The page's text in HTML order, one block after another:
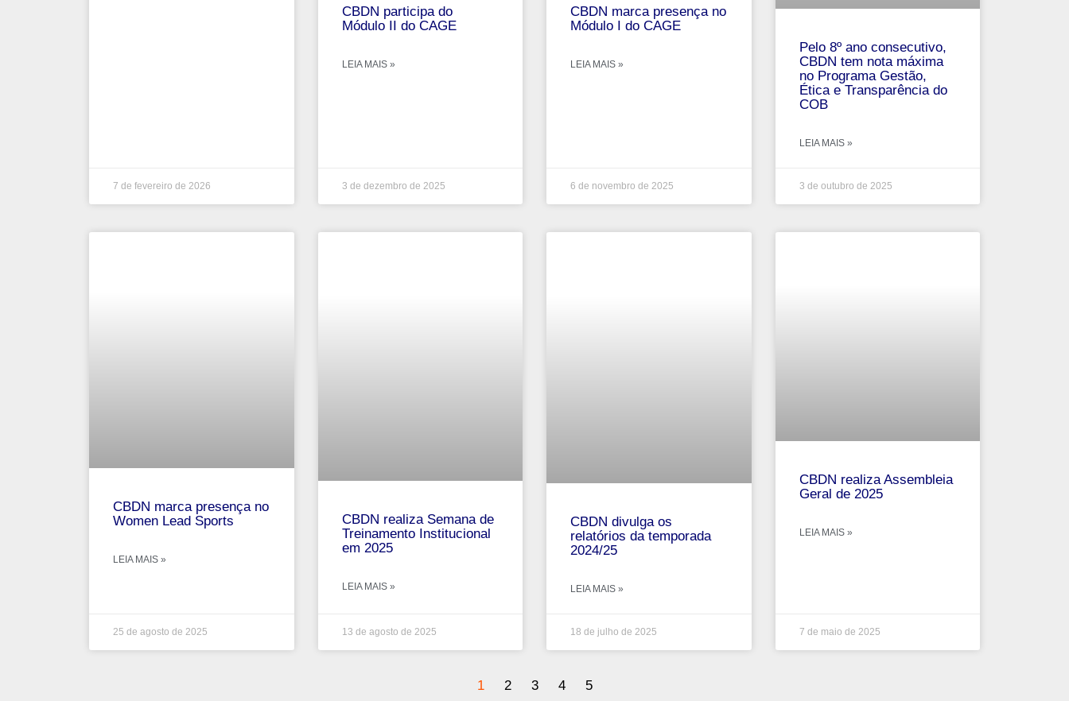
7 de fevereiro de 2026
CBDN participa do
Módulo II do CAGE
LEIA MAIS »
3 de dezembro de 2025
CBDN marca presença no
Módulo I do CAGE
LEIA MAIS »
6 de novembro de 2025
Pelo 8º ano consecutivo,
CBDN tem nota máxima
no Programa Gestão,
Ética e Transparência do
COB
LEIA MAIS »
3 de outubro de 2025
CBDN marca presença no
Women Lead Sports
LEIA MAIS »
25 de agosto de 2025
CBDN realiza Semana de
Treinamento Institucional
em 2025
LEIA MAIS »
13 de agosto de 2025
CBDN divulga os
relatórios da temporada
2024/25
LEIA MAIS »
18 de julho de 2025
CBDN realiza Assembleia
Geral de 2025
LEIA MAIS »
7 de maio de 2025
1 2 3 4 5